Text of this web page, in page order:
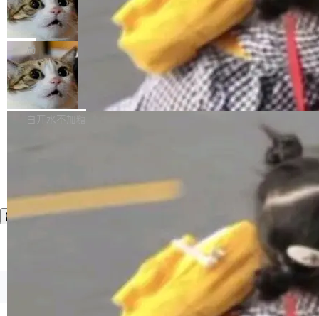
意味着一个无人看管的 AI 程序，在近半年时间
里日夜不停地"烧钱"。 复盘显示，...
而美国模型厂商在"闭门造车"。他的原话是 "buil
ding in silos"——各自为战，互不通气。 这个判
断从他嘴里说出来分量不同。Hugging Face 是
全球最大的开源 AI 平台，上面跑着上百万个模
型。谁在开源赛道上领先，...
序给别人用。偶尔有人自己写个博客系统、智能
家居控制、家庭实验室，都算稀奇事。 Crawsh
aw 是 Shelley 的作者，一个开源 AI coding age
nt。他最近在博客上写了一篇文章，核心论点很
简单：开发者工具必须开源。 理由不是传统的自
由软件情怀，而是一个跟 AI agent 直接相关的
技术判断。 两行 prompt 就能个性化任何软件 C
DeepSeek Harness 宣布内测邀请，全
网最大规模开源 Agent 路演现场诞生
一条内测招募帖，发出去的时候大概没人想到它
会变成一场开源 Agent 生态的路演。 8月1日，
DeepSeek Harness 团队负责人崔添翼（tiany
i）在 X 上发帖： 「如果你是 Agent Harness 相
关开源项目的开发者，希望参加 DeepSeek Har
ness 的内测，可以回复或私信联系我。请附上
Harness 负责把能力落到真实环境中——调用工
具、读写文件、管理上下文、处理错误、完成闭
环。崔添翼招人的标...
局
商汤 SenseNova U1.5-Lite-Preview
开源
商汤科技宣布面向社区开源轻量级统一多模态模
型的预览版本 SenseNova U1.5-Lite-Preview。
理解、推理、生成与编辑，还仅以 8B-MoT 的轻
量大小，将能力推进到4K、更精细的真实质感、
更复杂的视觉控制和可持续迭代编辑。 相比 U
1，U1.5-Lite-Preview 在以下方向上带来了显著
提升： 原生支持4K图像生成； 更精细的局部纹
理、细节与真实世界质感； 更准确的中英文文字
生成与复杂版式组织； 更稳定的图...
白开水不加糖
©OSCHINA(OSChina.NET) 京ICP备2025119063号